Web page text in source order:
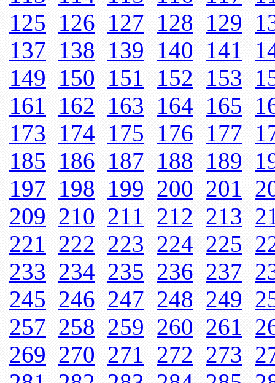
125 126 127 128 129
137 138 139 140 141
149 150 151 152 153
161
162 163 164 165
173 174 175 176 177
185 186 187 188 189
197 198 199 200 201
209 210 211 212 213
221
222 223 224 225
233 234 235 236 237
245 246 247 248 249
257 258 259 260 261
269 270 271 272 273